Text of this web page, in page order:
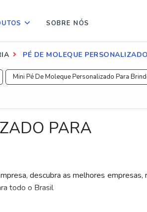
SOBRE NÓS
PÉ DE MOLEQUE
Mini Pé De Moleque Personalizado Para
PARA
descubra as melhores empresas,
todo o Brasil